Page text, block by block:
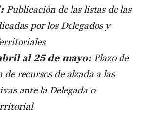
Publicación de las listas de las
por los Delegados y
al 25 de mayo: Plazo de
de recursos de alzada a las
ante la Delegada o